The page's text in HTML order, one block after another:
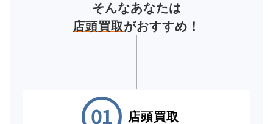
そんなあなたは
店頭買取がおすすめ！
店頭買取